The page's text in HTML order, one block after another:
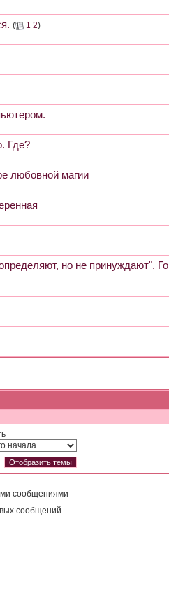
( 1 2)
Где?
любовной магии
но не принуждают".
сообщениями
сообщений